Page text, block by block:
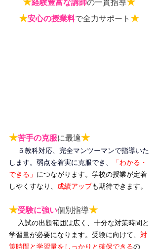
★経験豊富な講師の一貫指導★
★安心の授業料で全力サポート ★
★苦手の克服に最適★
５教科対応、完全マンツーマンで指導いた
します。弱点を着実に克服でき、
「わかる・
できる」 につながります。 学校の授業が定着
しやくすなり、 成績アップも期待できます。
★受験に強い個別指導★
入試の出題範囲は広く、十分な対策時間と
学習量が必要になります。受験に向けて、 対
策時間と学習量をしっかりと確保できるの